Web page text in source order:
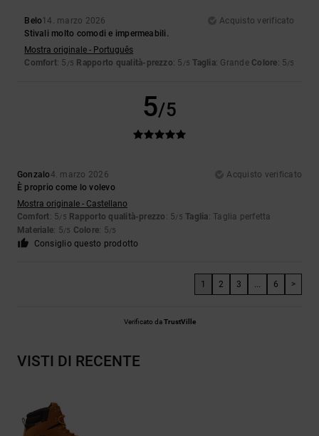
Belo14. marzo 2026
Acquisto verificato
Stivali molto comodi e impermeabili.
Mostra originale - Português
Comfort: 5 /5 Rapporto qualità-prezzo: 5 /5 Taglia: Grande Colore: 5/5
5/5
Gonzalo4. marzo 2026
Acquisto verificato
È proprio come lo volevo
Mostra originale - Castellano
Comfort: 5/5 Rapporto qualità-prezzo : 5/5 Taglia: Taglia perfetta
Materiale: 5/5 Colore: 5/5
Consiglio questo prodotto
1 2 3 ... 6 >
Verificato daTrustVille
VISTI DI RECENTE